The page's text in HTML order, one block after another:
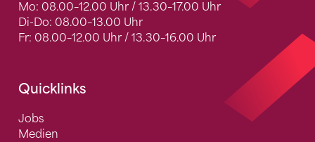
Mo: 08.00–12.00 Uhr / 13.30–17.00 Uhr
Di-Do: 08.00–13.00 Uhr
Fr: 08.00–12.00 Uhr / 13.30–16.00 Uhr
Quicklinks
Jobs
Medien